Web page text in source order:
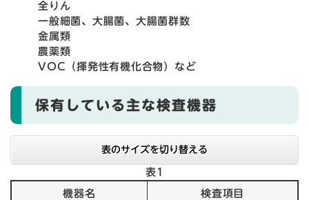
全りん
一般細菌、大腸菌、大腸菌群数
金属類
農薬類
VOC（揮発性有機化合物）など
保有している主な検査機器
表のサイズを切り替える
表1
機器名 検査項目